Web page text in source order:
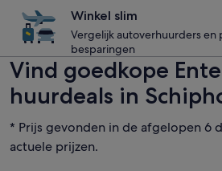
Winkel slim
Vergelijk autoverhuurders en
besparingen
Vind goedkope
huurdeals in
* Prijs gevonden in de afgelopen 6
actuele prijzen.